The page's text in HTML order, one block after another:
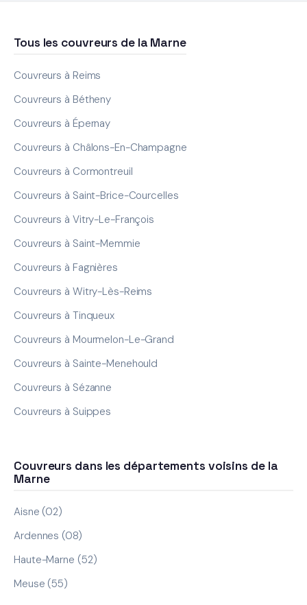
Tous les couvreurs de la Marne
Couvreurs à Reims
Couvreurs à Bétheny
Couvreurs à Épernay
Couvreurs à Châlons-En-Champagne
Couvreurs à Cormontreuil
Couvreurs à Saint-Brice-Courcelles
Couvreurs à Vitry-Le-François
Couvreurs à Saint-Memmie
Couvreurs à Fagnières
Couvreurs à Witry-Lès-Reims
Couvreurs à Tinqueux
Couvreurs à Mourmelon-Le-Grand
Couvreurs à Sainte-Menehould
Couvreurs à Sézanne
Couvreurs à Suippes
Couvreurs dans les départements voisins de la
Marne
Aisne (02)
Ardennes (08)
Haute-Marne (52)
Meuse (55)